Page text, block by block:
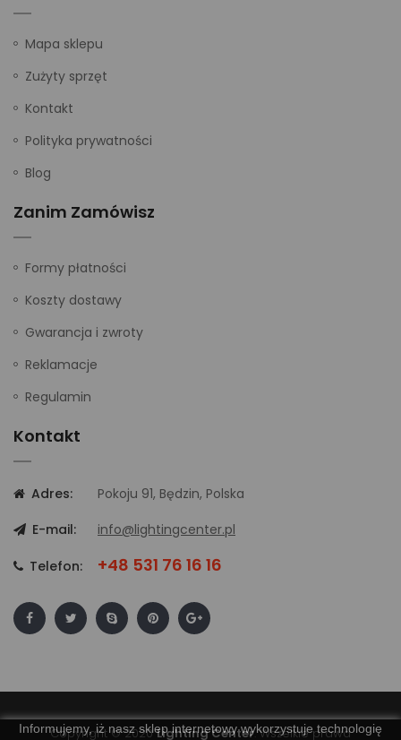
Informujemy, iż nasz sklep internetowy wykorzystuje technologię
Mapa sklepu
Zużyty sprzęt
Kontakt
Polityka prywatności
Blog
Zanim Zamówisz
Formy płatności
Koszty dostawy
Gwarancja i zwroty
Reklamacje
Regulamin
Kontakt
Adres:
Pokoju 91, Będzin, Polska
E-mail:
info@lightingcenter.pl
Telefon: +48 531 76 16 16
Copyright © 2020Lighting Center. Wszelkie prawa